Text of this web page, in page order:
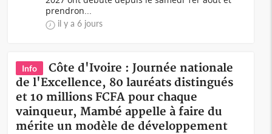
prendron...
il y a 6 jours
Info
Côte d'Ivoire : Journée nationale
de l'Excellence, 80 lauréats distingués
et 10 millions FCFA pour chaque
vainqueur, Mambé appelle à faire du
mérite un modèle de développement